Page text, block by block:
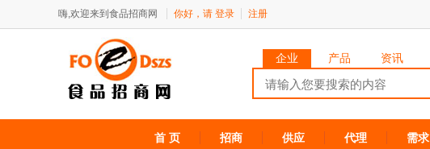
嗨,欢迎来到食品招商网 你好，请 登录 注册
企业 产品 资讯
首 页 招商 供应 代理 需求